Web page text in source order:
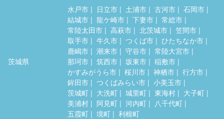
茨城県
水戸市 日立市 土浦市 古河市
石岡市
結城市
龍ケ崎市 下妻市
常総市
常陸太田市
高萩市 北茨城市
笠間市
取手市
牛久市 つくば市
ひたちなか市
鹿嶋市
潮来市 守谷市
常陸大宮市
那珂市
筑西市 坂東市
稲敷市
かすみがうら市
桜川市 神栖市
行方市
鉾田市
つくばみらい市
小美玉市
茨城町
大洗町 城里町 東海村
大子町
美浦村
阿見町 河内町
八千代町
五霞町
境町 利根町